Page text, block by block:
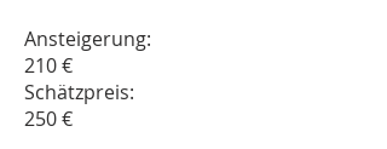
Ansteigerung:
210 €
Schätzpreis:
250 €